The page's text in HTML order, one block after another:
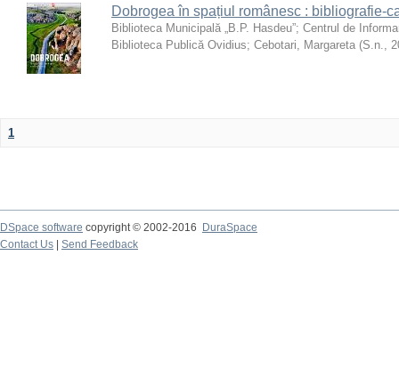
Dobrogea în spațiul românesc : bibliografie-
Biblioteca Municipală „B.P. Hasdeu”; Centrul de
Biblioteca Publică Ovidius; Cebotari, Margareta (S.n.,
1
DSpace software copyright © 2002-2016
DuraSpace
Contact Us
Send Feedback